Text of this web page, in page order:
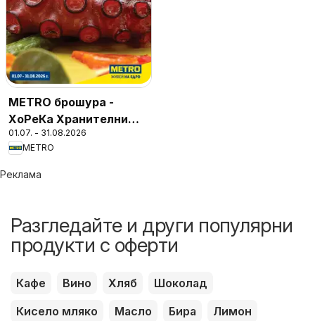
METRO брошура -
ХоРеКа Хранителни
стоки
01.07. - 31.08.2026
METRO
Реклама
Разгледайте и други популярни
продукти с оферти
Кафе Вино Хляб
Шоколад
Кисело мляко
Масло Бира
Лимон